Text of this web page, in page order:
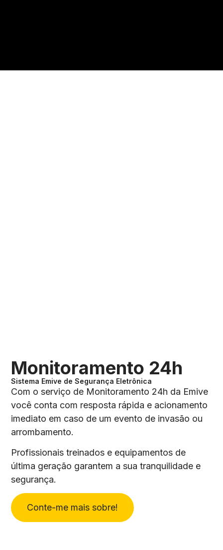
Monitoramento 24h
Sistema Emive de Segurança Eletrônica
Com o serviço de Monitoramento 24h da Emive
você conta com resposta rápida e acionamento
imediato em caso de um evento de invasão ou
arrombamento.
Profissionais treinados e equipamentos de
última geração garantem a sua tranquilidade e
segurança.
Conte-me mais sobre!